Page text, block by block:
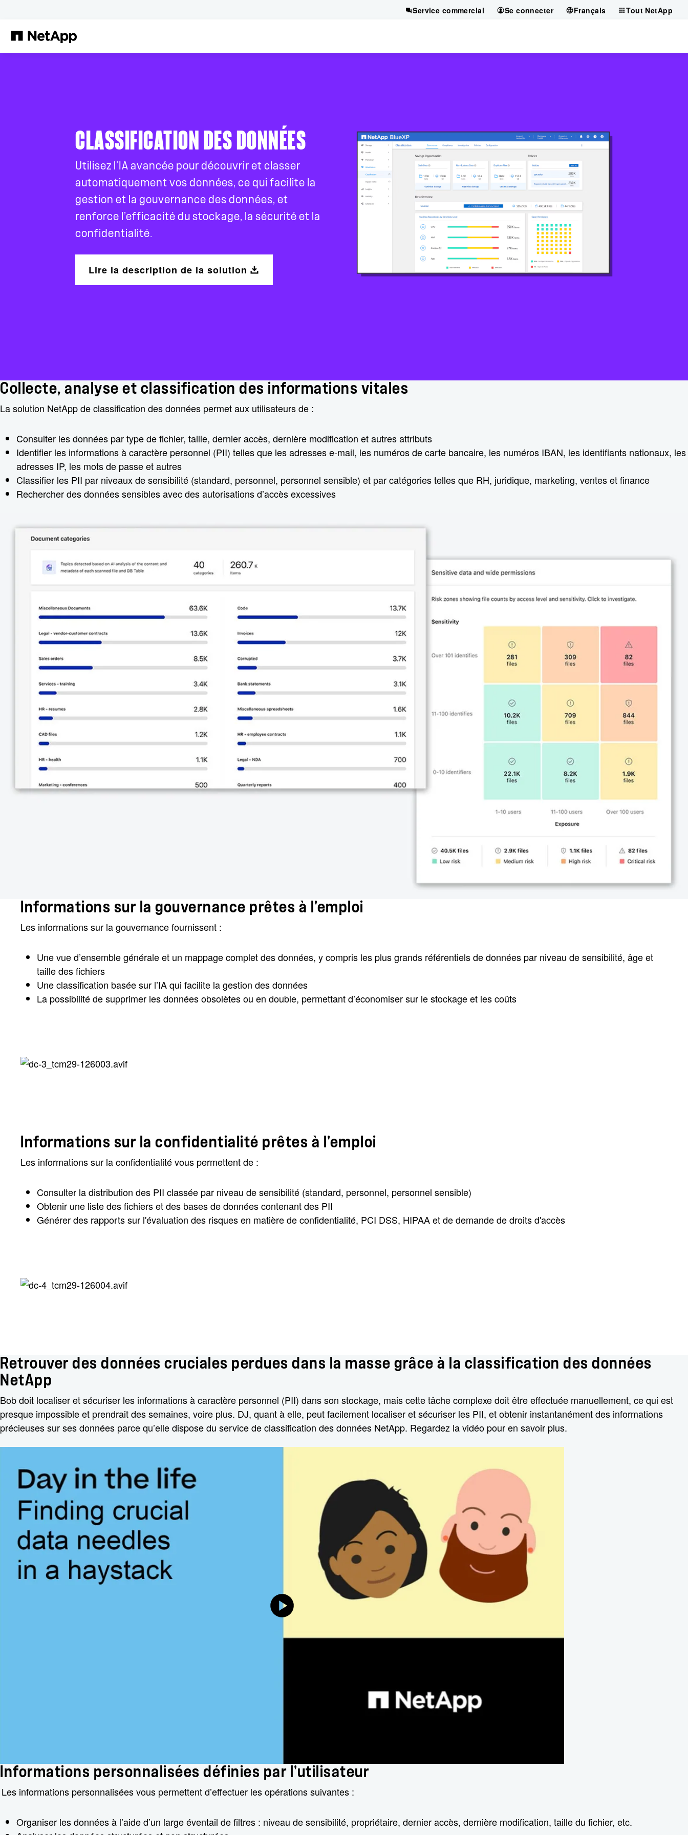
Service commercial Se connecter Français Tout NetApp
CLASSIFICATION DES DONNÉES
Utilisez l’IA avancée pour découvrir et classer
automatiquement vos données, ce qui facilite la
gestion et la gouvernance des données, et
renforce l’efficacité du stockage, la sécurité et la
confidentialité.
Lire la description de la solution
Collecte, analyse et classification des informations vitales
La solution NetApp de classification des données permet aux utilisateurs de :
Consulter les données par type de fichier, taille, dernier accès, dernière modification et autres attributs
Identifier les informations à caractère personnel (PII) telles que les adresses e-mail, les numéros de carte bancaire, les numéros IBAN, les identifiants nationaux, les
adresses IP, les mots de passe et autres
Classifier les PII par niveaux de sensibilité (standard, personnel, personnel sensible) et par catégories telles que RH, juridique, marketing, ventes et finance
Rechercher des données sensibles avec des autorisations d’accès excessives
Informations sur la gouvernance prêtes à l'emploi
Les informations sur la gouvernance fournissent :
Une vue d’ensemble générale et un mappage complet des données, y compris les plus grands référentiels de données par niveau de sensibilité, âge et
taille des fichiers
Une classification basée sur l’IA qui facilite la gestion des données
La possibilité de supprimer les données obsolètes ou en double, permettant d’économiser sur le stockage et les coûts
Informations sur la confidentialité prêtes à l'emploi
Les informations sur la confidentialité vous permettent de :
Consulter la distribution des PII classée par niveau de sensibilité (standard, personnel, personnel sensible)
Obtenir une liste des fichiers et des bases de données contenant des PII
Générer des rapports sur l'évaluation des risques en matière de confidentialité, PCI DSS, HIPAA et de demande de droits d'accès
Retrouver des données cruciales perdues dans la masse grâce à la classification des données
NetApp
Bob doit localiser et sécuriser les informations à caractère personnel (PII) dans son stockage, mais cette tâche complexe doit être effectuée manuellement, ce qui est
presque impossible et prendrait des semaines, voire plus. DJ, quant à elle, peut facilement localiser et sécuriser les PII, et obtenir instantanément des informations
précieuses sur ses données parce qu’elle dispose du service de classification des données NetApp. Regardez la vidéo pour en savoir plus.
Informations personnalisées définies par l'utilisateur
Les informations personnalisées vous permettent d’effectuer les opérations suivantes :
Organiser les données à l’aide d’un large éventail de filtres : niveau de sensibilité, propriétaire, dernier accès, dernière modification, taille du fichier, etc.